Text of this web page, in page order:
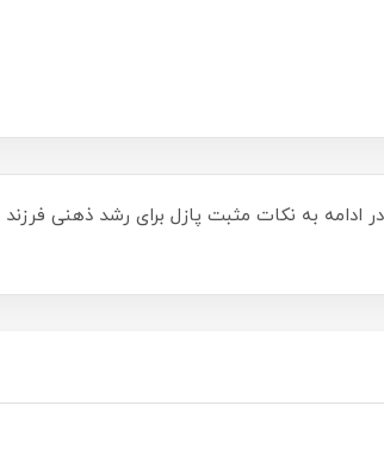
به نکات مثبت پازل برای رشد ذهنی فرزند